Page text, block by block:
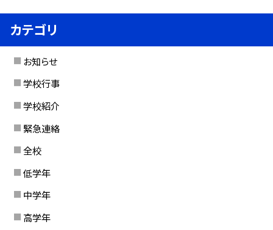
カテゴリ
お知らせ
学校行事
学校紹介
緊急連絡
全校
低学年
中学年
高学年